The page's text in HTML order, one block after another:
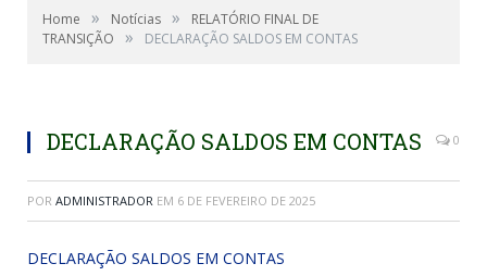
Home » Notícias »
RELATÓRIO FINAL DE
TRANSIÇÃO
» DECLARAÇÃO SALDOS EM CONTAS
DECLARAÇÃO SALDOS EM CONTAS 0
POR ADMINISTRADOR EM 6 DE FEVEREIRO DE 2025
DECLARAÇÃO SALDOS EM CONTAS